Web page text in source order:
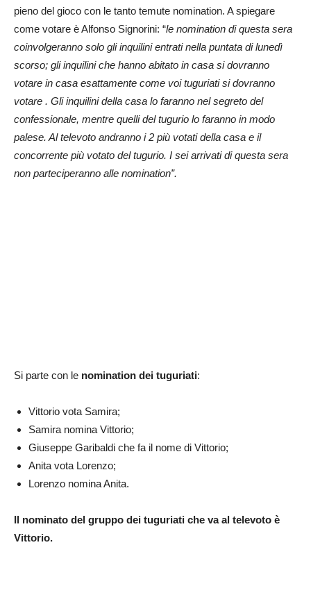
pieno del gioco con le tanto temute nomination. A spiegare
come votare è Alfonso Signorini: “le nomination di questa sera
coinvolgeranno solo gli inquilini entrati nella puntata di lunedì
scorso; gli inquilini che hanno abitato in casa si dovranno
votare in casa esattamente come voi tuguriati si dovranno
votare . Gli inquilini della casa lo faranno nel segreto del
confessionale, mentre quelli del tugurio lo faranno in modo
palese. Al televoto andranno i 2 più votati della casa e il
concorrente più votato del tugurio. I sei arrivati di questa sera
non parteciperanno alle nomination”.
Si parte con le nomination dei tuguriati:
Vittorio vota Samira;
Samira nomina Vittorio;
Giuseppe Garibaldi che fa il nome di Vittorio;
Anita vota Lorenzo;
Lorenzo nomina Anita.
Il nominato del gruppo dei tuguriati che va al televoto è
Vittorio.